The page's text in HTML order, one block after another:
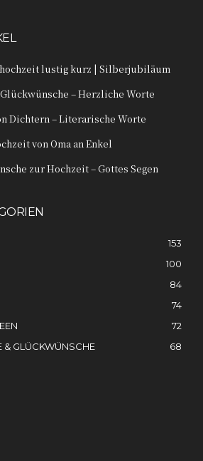
lustig kurz | Silberjubiläum
– Herzliche Worte
Dichtern – Literarische Worte
von Oma an Enkel
zur Hochzeit – Gottes Segen
153
100
84
74
72
& GLÜCKWÜNSCHE
68